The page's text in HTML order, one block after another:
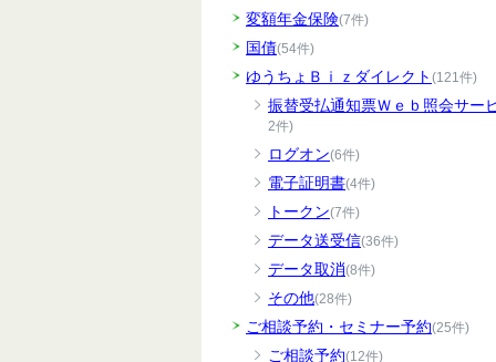
変額年金保険(7件)
国債(54件)
ゆうちょＢｉｚダイレクト (121件)
振替受払通知票Ｗｅｂ照会サー
2件)
ログオン(6件)
電子証明書(4件)
トークン(7件)
データ送受信(36件)
データ取消(8件)
その他(28件)
ご相談予約・セミナー予約(25件)
ご相談予約(12件)